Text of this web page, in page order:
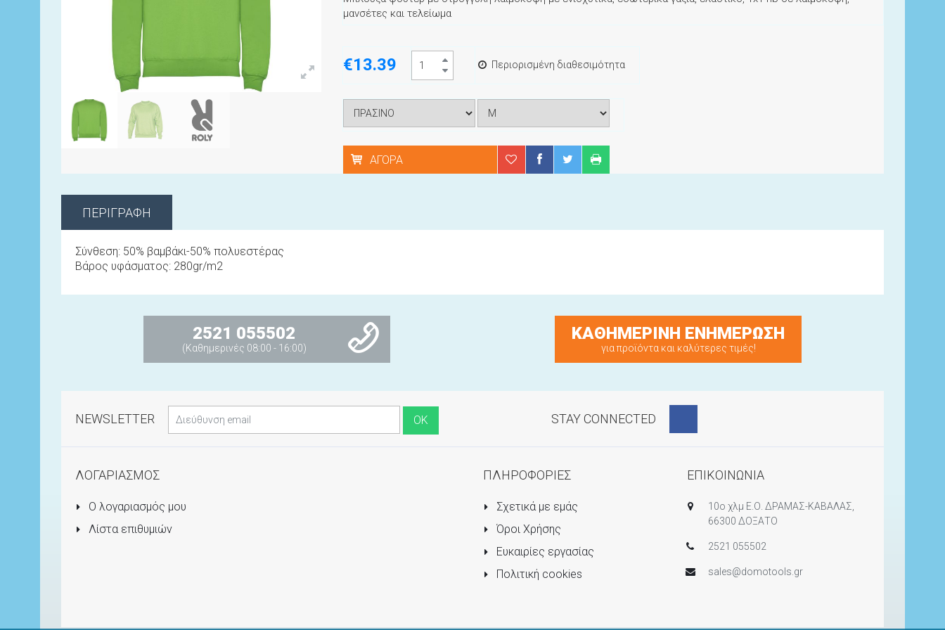
μανσέτες και τελείωμα
€13.39 Περιορισμένη διαθεσιμότητα
ΑΓΟΡΆ
ΠΕΡΙΓΡΑΦΉ
Σύνθεση: 50% βαμβάκι-50% πολυεστέρας
Βάρος υφάσματος: 280gr/m2
2521 055502
(Καθημερινές 08:00 - 16:00)
ΚΑΘΗΜΕΡΙΝΗ ΕΝΗΜΕΡΩΣΗ
για προϊόντα και καλύτερες τιμές!
NEWSLETTER STAY CONNECTED
ΛΟΓΑΡΙΑΣΜΟΣ
Ο λογαριασμός μου
Λίστα επιθυμιών
ΠΛΗΡΟΦΟΡΙΕΣ
Σχετικά με εμάς
Όροι Χρήσης
Ευκαιρίες εργασίας
Πολιτική cookies
ΕΠΙΚΟΙΝΩΝΙΑ
10ο χλμ Ε.Ο. ΔΡΑΜΑΣ-ΚΑΒΑΛΑΣ,
66300 ΔΟΞΑΤΟ
2521 055502
sales@domotools.gr